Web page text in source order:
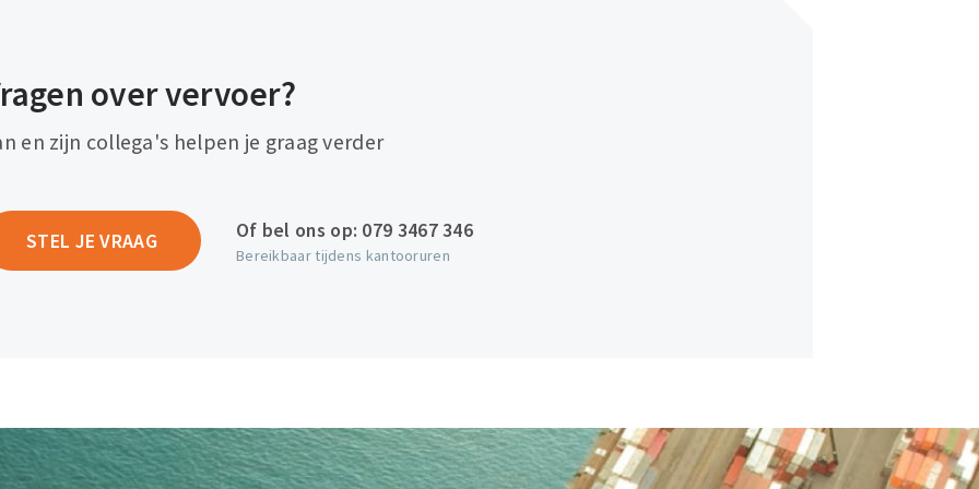
over vervoer?
en zijn collega's helpen je graag verder
STEL JE VRAAG Of bel ons op: 079 3467 346
Bereikbaar tijdens kantooruren